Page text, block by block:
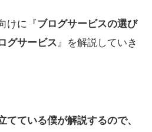
けに『ブログサービスの選び
グサービス 』を解説していき
ている僕が解説するので、